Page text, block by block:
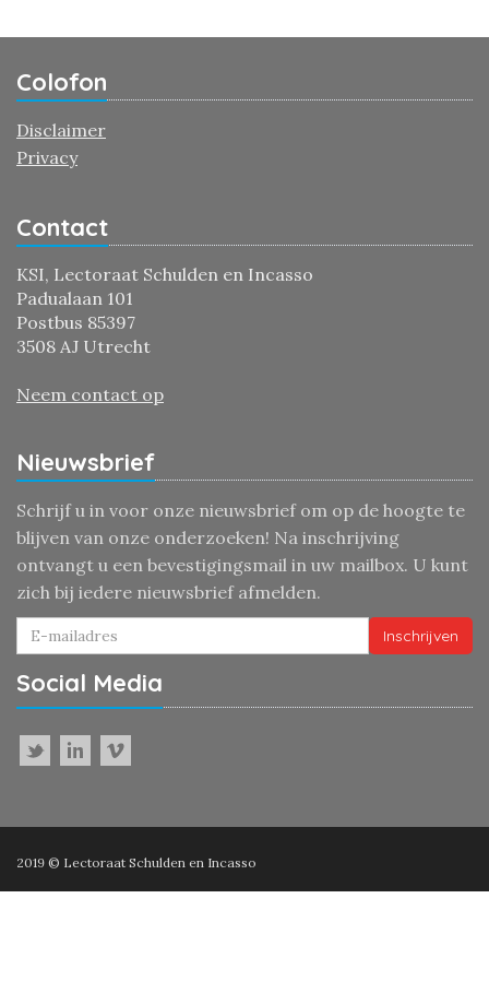
Colofon
Disclaimer
Privacy
Contact
KSI, Lectoraat Schulden en Incasso
Padualaan 101
Postbus 85397
3508 AJ Utrecht
Neem contact op
Nieuwsbrief
Schrijf u in voor onze nieuwsbrief om op de hoogte te
blijven van onze onderzoeken! Na inschrijving
ontvangt u een bevestigingsmail in uw mailbox. U kunt
zich bij iedere nieuwsbrief afmelden.
Inschrijven
Social Media
2019 © Lectoraat Schulden en Incasso